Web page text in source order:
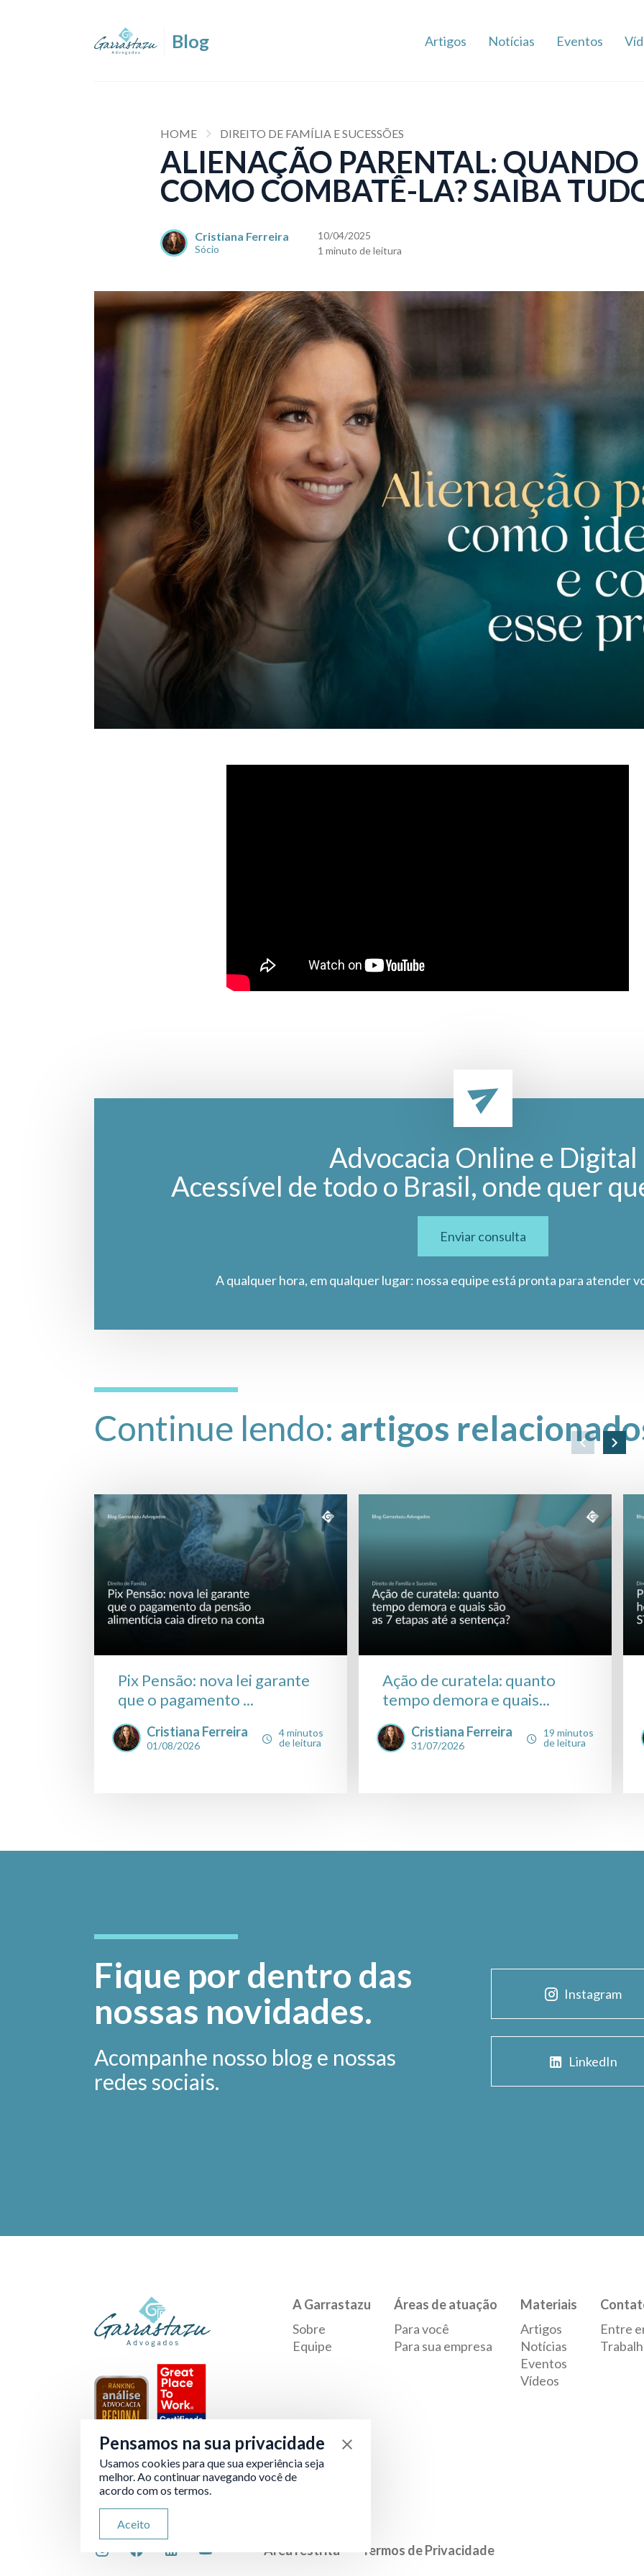
Artigos Notícias Eventos
HOME DIREITO DE FAMÍLIA E SUCESSÕES
ALIENAÇÃO PARENTAL: QUANDO
COMO COMBATÊ-LA? SAIBA
Cristiana Ferreira
Sócio
10/04/2025
1 minuto de leitura
Advocacia Online e Digital
Acessível de todo o Brasil, onde quer
Enviar consulta
A qualquer hora, em qualquer lugar: nossa equipe está pronta para atender
Continue lendo: artigos
Pix Pensão: nova lei garante
que o pagamento ...
Cristiana Ferreira
01/08/2026
4 minutos
de leitura
Ação de curatela: quanto
tempo demora e quais...
Cristiana Ferreira
31/07/2026
19 minutos
de leitura
Fique por dentro das
nossas novidades.
Acompanhe nosso blog e nossas
redes sociais.
Instagram
LinkedIn
Verificada por
A Garrastazu
Sobre
Equipe
Áreas de atuação
Para você
Para sua empresa
Materiais
Artigos
Notícias
Eventos
Vídeos
Entre
Área restrita Termos de Privacidade
Pensamos na sua privacidade
Usamos cookies para que sua experiência seja
melhor. Ao continuar navegando você de
acordo com os termos.
Aceito